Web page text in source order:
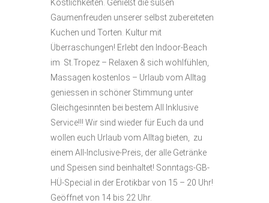
Köstlichkeiten. Genießt die süßen
Gaumenfreuden unserer selbst zubereiteten
Kuchen und Torten. Kultur mit
Überraschungen! Erlebt den Indoor-Beach
im St.Tropez – Relaxen & sich wohlfühlen,
Massagen kostenlos – Urlaub vom Alltag
geniessen in schöner Stimmung unter
Gleichgesinnten bei bestem All Inklusive
Service!!! Wir sind wieder für Euch da und
wollen euch Urlaub vom Alltag bieten, zu
einem All-Inclusive-Preis, der alle Getränke
und Speisen sind beinhaltet! Sonntags-GB-
HÜ-Special in der Erotikbar von 15 – 20 Uhr!
Geöffnet von 14 bis 22 Uhr.